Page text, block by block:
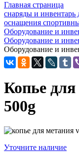
Главная страница
снаряды и инвентарь
оснащения
Оборудование и
Оборудование и
Оборудование и
Копье
500g
Уточните наличие